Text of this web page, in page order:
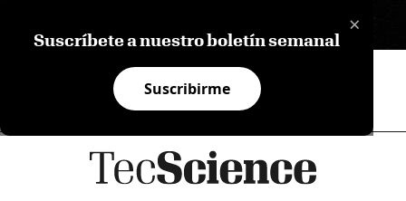
×
Suscríbete a nuestro boletín semanal
Suscribirme